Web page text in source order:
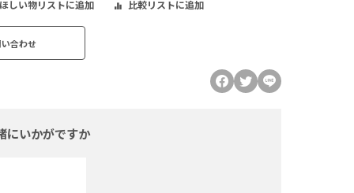
しい物リストに追加 比較リストに追加
合わせ
にいかがですか